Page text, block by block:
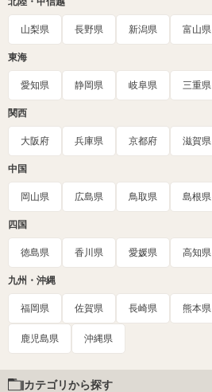
山梨県 長野県 新潟県 富山県
東海
愛知県 静岡県 岐阜県 三重県
関西
大阪府 兵庫県 京都府 滋賀県
中国
岡山県 広島県 鳥取県 島根県
四国
徳島県 香川県 愛媛県 高知県
九州・沖縄
福岡県 佐賀県 長崎県 熊本県
鹿児島県 沖縄県
カテゴリから探す